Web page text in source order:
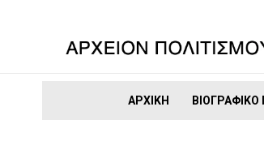
ΑΡΧΙΚΉ ΒΙΟΓΡΑΦΙΚΌ